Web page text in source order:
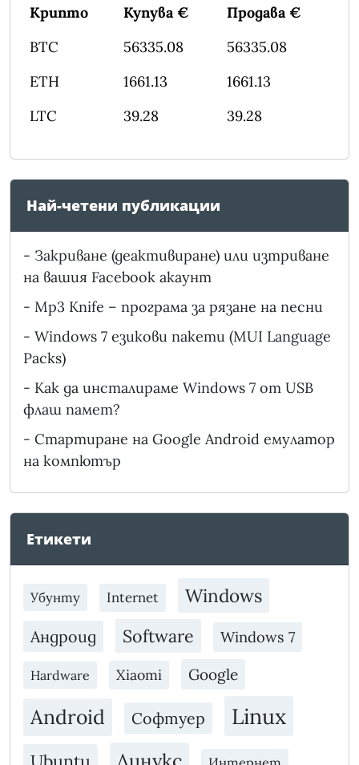
Крипто Купува €
Продава €
BTC
56335.08
56335.08
ETH
1661.13
1661.13
LTC
39.28 39.28
Най-четени публикации
- Закриване (деактивиране) или изтриване
на вашия Facebook акаунт
- Mp3 Knife – програма за рязане на песни
- Windows 7 езикови пакети (MUI Language
Packs)
- Как да инсталираме Windows 7 от USB
флаш памет?
- Стартиране на Google Android емулатор
на компютър
Етикети
Убунту Internet Windows
Андроид Software Windows 7
Hardware Xiaomi Google
Android Софтуер Linux